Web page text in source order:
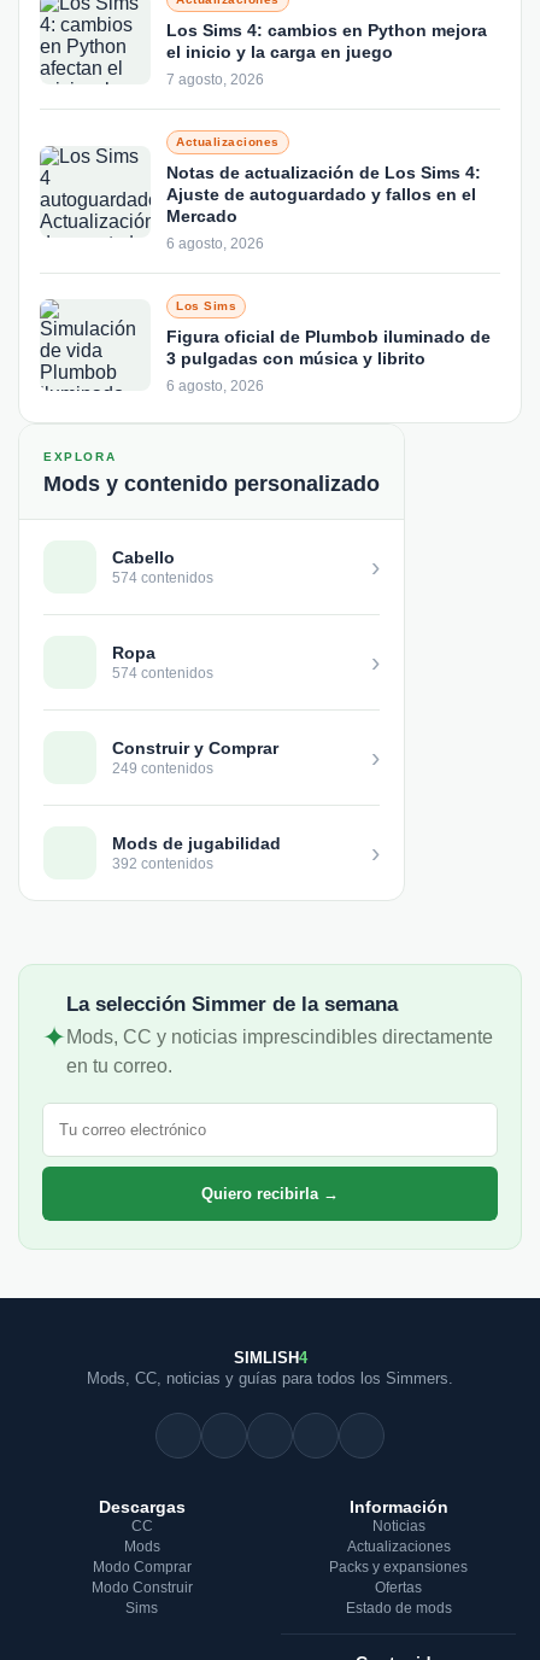
Los Sims 4: cambios en Python mejora
el inicio y la carga en juego
7 agosto, 2026
Actualizaciones
Notas de actualización de Los Sims 4:
Ajuste de autoguardado y fallos en el
Mercado
6 agosto, 2026
Los Sims
Figura oficial de Plumbob iluminado de
3 pulgadas con música y librito
6 agosto, 2026
EXPLORA
Mods y contenido personalizado
Cabello
574 contenidos ›
Ropa
574 contenidos ›
Construir y Comprar
249 contenidos ›
Mods de jugabilidad
392 contenidos ›
✦
La selección Simmer de la semana
Mods, CC y noticias imprescindibles directamente
en tu correo.
Correo electrónico
Quiero recibirla →
SIMLISH4
Mods, CC, noticias y guías para todos los Simmers.
Descargas
CC
Mods
Modo Comprar
Modo Construir
Sims
Información
Noticias
Actualizaciones
Packs y expansiones
Ofertas
Estado de mods